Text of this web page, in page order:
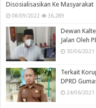
Disosialisasikan Ke Masyarakat
08/09/2022 36,289
Dewan
Jalan Oleh
30/06/2021
Terkait
DPRD
24/06/2021